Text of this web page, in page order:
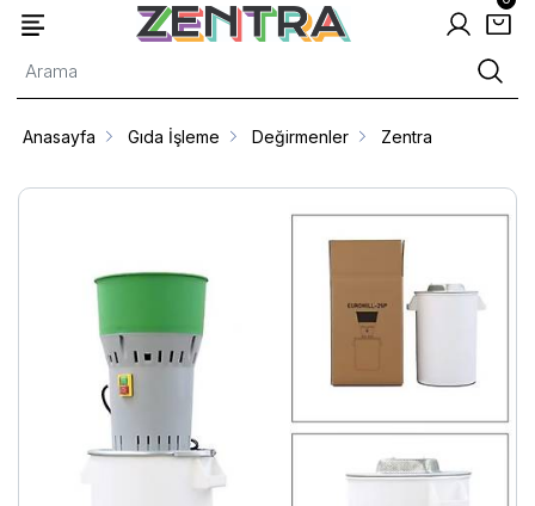
Anasayfa Gıda İşleme Değirmenler Zentra